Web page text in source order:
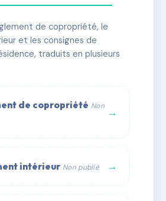
Digital 💬 WhatsApp
de copropriété, le
et les consignes de
traduits en plusieurs
de copropriété Non →
intérieur Non publié →